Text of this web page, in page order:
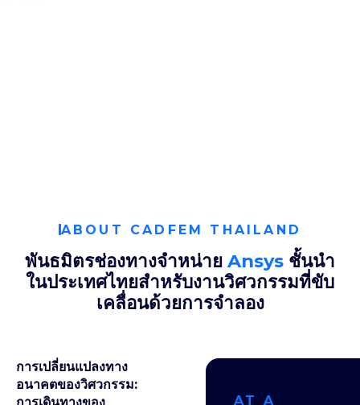
ABOUT CADFEM THAILAND
พันธมิตรช่องทางจำหน่าย Ansys ชั้นนำ
ในประเทศไทยสำหรับงานวิศวกรรมที่ขับ
เคลื่อนด้วยการจำลอง
การเปลี่ยนแปลงทาง
อนาคตของวิศวกรรม:
AT A